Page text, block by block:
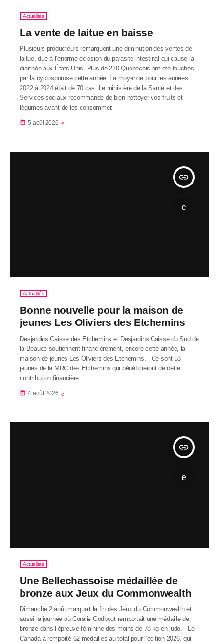
Actualités
La vente de laitue en baisse
Plusieurs producteurs remarquent une diminution des ventes de
laitue, due à l’énorme éclosion du parasite intestinal qui cause la
diarrhée aux États-Unis. Plus de 220 Québécois ont été touchés
par la cyclosporose cette année. La moyenne pour les années
2022 à 2024 était de 70 cas. Le ministère de la Santé et des
Services sociaux recommande de bien nettoyer vos fruits et
légumes avant de les consommer.
today 5 août 2026
insert_link
Actualités
Bonne nouvelle pour la maison de
jeunes Les Oliviers des Etchemins
Desjardins Caisse des Etchemins et Desjardins Caisse du Sud de
la Beauce soutiennent financièrement, encore cette année, la
maison de jeunes Les Oliviers des Etchemins. Ce sont 53
jeunes de la MRC des Etchemins qui bénéficieront de cette
contribution financière.
today 4 août 2026
insert_link
Actualités
Une Bellechassoise médaillée de
bronze aux Jeux du Commonwealth
Dimanche 2 août marquait la fin des Jeux du Commonwealth et
aussi la journée où Coralie Godbout remportait une médaille de
bronze dans l’épreuve féminine des moins de 78 kg en judo. Le
Canada a remporté 62 médailles au total pour l’édition 2026, qui